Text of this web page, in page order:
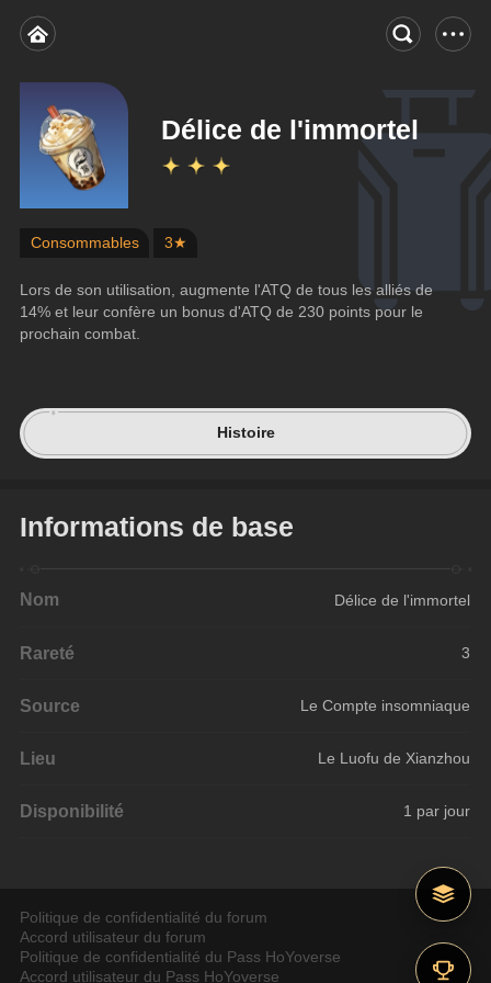
Délice de l'immortel
Consommables 3★
Lors de son utilisation, augmente l'ATQ de tous les alliés de
14% et leur confère un bonus d'ATQ de 230 points pour le
prochain combat.
Histoire
Informations de base
Nom Délice de l'immortel
Rareté 3
Source Le Compte insomniaque
Lieu Le Luofu de Xianzhou
Disponibilité 1 par jour
Politique de confidentialité du forum
Accord utilisateur du forum
Politique de confidentialité du Pass HoYoverse
Accord utilisateur du Pass HoYoverse